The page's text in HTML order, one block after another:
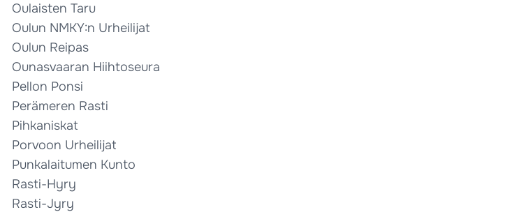
Oulaisten Taru
Oulun NMKY:n Urheilijat
Oulun Reipas
Ounasvaaran Hiihtoseura
Pellon Ponsi
Perämeren Rasti
Pihkaniskat
Porvoon Urheilijat
Punkalaitumen Kunto
Rasti-Hyry
Rasti-Jyry